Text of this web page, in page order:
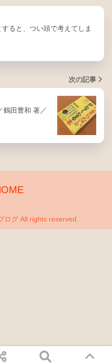
ると、つい頭で考えてしま
次の記事
鶴田豊和 著／
ログ All rights reserved.